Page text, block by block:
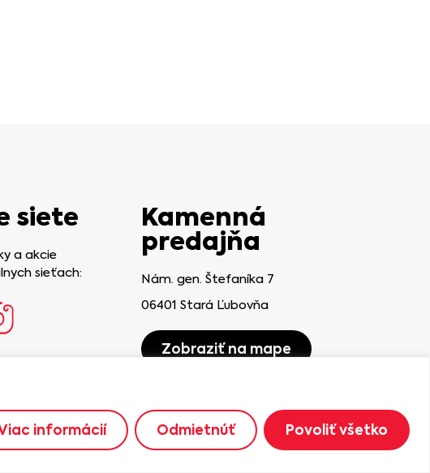
informácií Odmietnúť Povoliť všetko
siete
a akcie
sieťach:
Kamenná
predajňa
Nám. gen. Štefaníka 7
06401 Stará Ľubovňa
Zobraziť na mape